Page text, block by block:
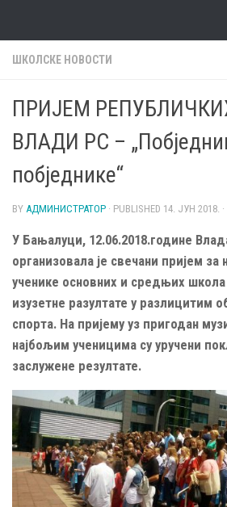
ШКОЛСКЕ НОВОСТИ
ПРИЈЕМ
ВЛАДИ РС –
побједнике“
BY АДМИНИСТРАТОР · PUBLISHED 14. ЈУН 2018.
У Бањалуци, 12.06.2018.године
организовала je свечани пријем за
ученике основних и средњих школа
изузетне разултате у разлицитим
спорта. На пријему уз пригодан
најбољим ученицима су уручени
заслужене резултате.